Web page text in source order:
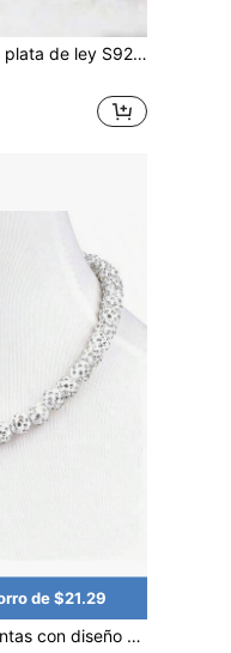
versátil, adecuada para reuniones casuales de niñas, uso diario, vacaciones en la playa
de $21.29
inspirada en cuentas, 17 pulgadas, para mayores de 8 años